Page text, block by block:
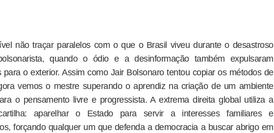
não traçar paralelos com o que o Brasil viveu durante o desastroso
quando o ódio e a desinformação também expulsaram
para o exterior. Assim como Jair Bolsonaro tentou copiar os métodos de
vemos o mestre superando o aprendiz na criação de um ambiente
o pensamento livre e progressista. A extrema direita global utiliza a
aparelhar o Estado para servir a interesses familiares e
forçando qualquer um que defenda a democracia a buscar abrigo em